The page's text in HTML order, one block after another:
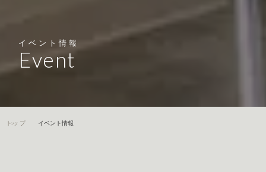
イベント情報
Event
トップ イベント情報